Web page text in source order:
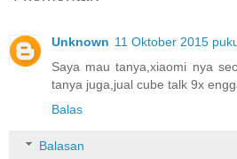
Unknown 11 Oktober 2015
Saya mau tanya,xiaomi nya
tanya juga,jual cube talk 9x
Balas
Balasan